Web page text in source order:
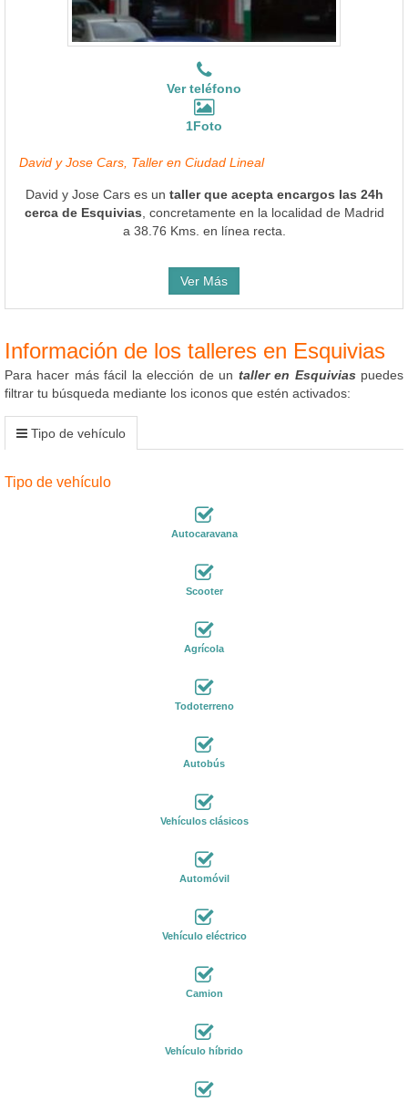
Ver teléfono
1Foto
David y Jose Cars, Taller en Ciudad Lineal
David y Jose Cars es un taller que acepta encargos las 24h
cerca de Esquivias , concretamente en la localidad de Madrid
a 38.76 Kms. en línea recta.
Ver Más
Información de los talleres en Esquivias
Para hacer más fácil la elección de un taller en Esquiviaspuedes
filtrar tu búsqueda mediante los iconos que estén activados:
Tipo de vehículo
Tipo de vehículo
Autocaravana
Scooter
Agrícola
Todoterreno
Autobús
Vehículos clásicos
Automóvil
Vehículo eléctrico
Camion
Vehículo híbrido